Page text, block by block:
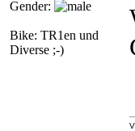
Gender:
Bike: TR1en und
Diverse ;-)